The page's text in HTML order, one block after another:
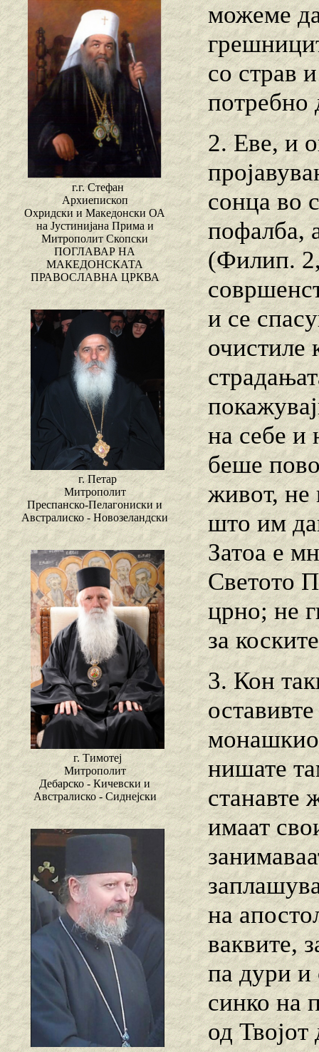
г.г. Стефан
Архиепископ
Охридски и Македонски ОА
на Јустинијана Прима и
Митрополит Скопски
ПОГЛАВАР НА
МАКЕДОНСКАТА
ПРАВОСЛАВНА ЦРКВА
г. Петар
Митрополит
Преспанско-Пелагониски и
Австралиско - Новозеландски
г. Тимотеј
Митрополит
Дебарско - Кичевски и
Австралиско - Сиднејски
можеме
со страв
потребно
2. Еве, и
сонца во
пофалба,
(Филип.
и се
очистиле
на себе и
беше
живот, не
што им
Затоа е
Светото
црно; не
за
3. Кон
нишате
станавте
имаат
на
ваквите,
па дури и
синко на
од